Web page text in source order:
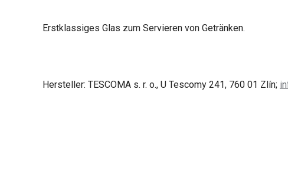
Erstklassiges Glas zum Servieren von Getränken.
Hersteller: TESCOMA s. r. o., U Tescomy 241, 760 01 Zlín;